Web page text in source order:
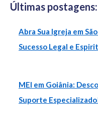
Últimas postagens:
Abra Sua Igreja em
Sucesso Legal e
MEI em Goiânia:
Suporte